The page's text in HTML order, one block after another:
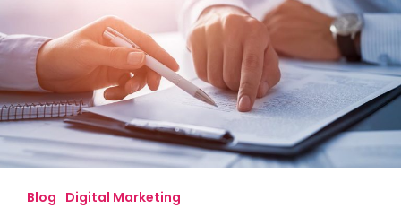
cos’è,
in
cosa
consiste
e
come
accedervi
Blog Digital Marketing